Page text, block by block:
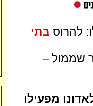
להרוס בתי
שממול –
מפעילו